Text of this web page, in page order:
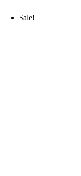
Sale!